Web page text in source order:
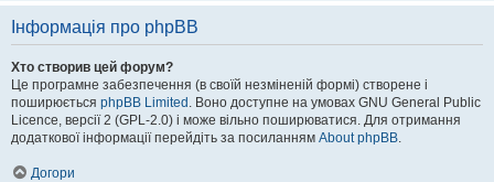
Інформація про phpBB
Хто створив цей форум?
Це програмне забезпечення (в своїй незміненій формі) створене і
поширюється phpBB Limited . Воно доступне на умовах GNU General Public
Licence, версії 2 (GPL-2.0) і може вільно поширюватися. Для отримання
додаткової інформації перейдіть за посиланням About phpBB.
Догори